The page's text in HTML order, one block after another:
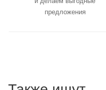
предложения